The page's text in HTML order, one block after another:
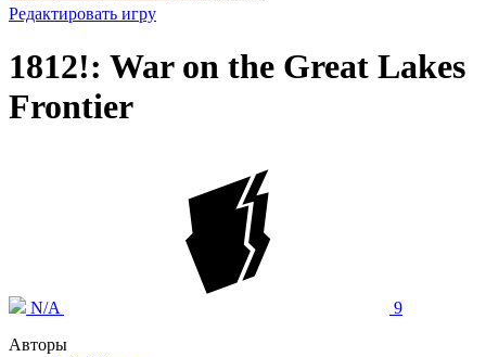
Редактировать игру
1812!: War on the Great Lakes
Frontier
N/A
9
Авторы